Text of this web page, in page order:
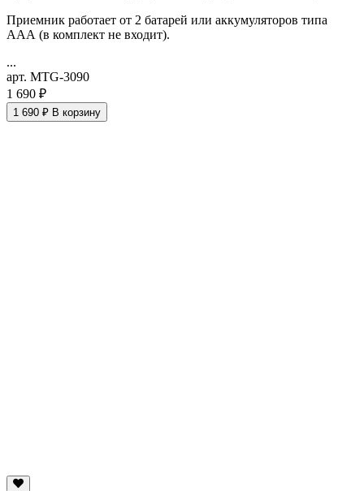
Приемник работает от 2 батарей или аккумуляторов типа
ААА (в комплект не входит).
...
арт. MTG-3090
1 690 ₽
1 690 ₽ В корзину